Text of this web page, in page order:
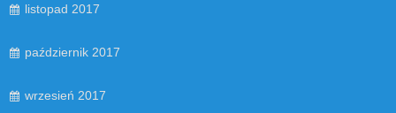
listopad 2017
październik 2017
wrzesień 2017